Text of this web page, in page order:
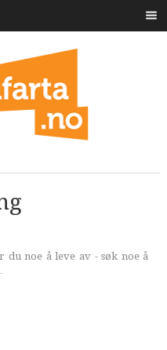
du noe å leve av - søk noe å